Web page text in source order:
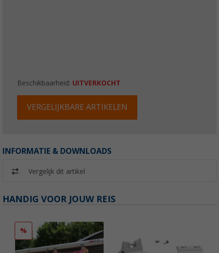
Beschikbaarheid: UITVERKOCHT
VERGELIJKBARE ARTIKELEN
INFORMATIE & DOWNLOADS
Vergelijk dit artikel
HANDIG VOOR JOUW REIS
%